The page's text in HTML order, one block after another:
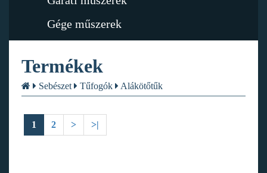
Gége műszerek
Termékek
Sebészet Tűfogók Alákötőtűk
1 2 > >|